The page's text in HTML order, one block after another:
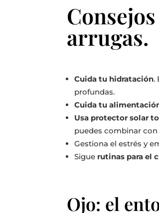
arrugas.
Cuida tu hidratación.
profundas.
Cuida tu
Usa protector solar
puedes combinar
Gestiona el estrés y
Sigue rutinas para el
Ojo: el